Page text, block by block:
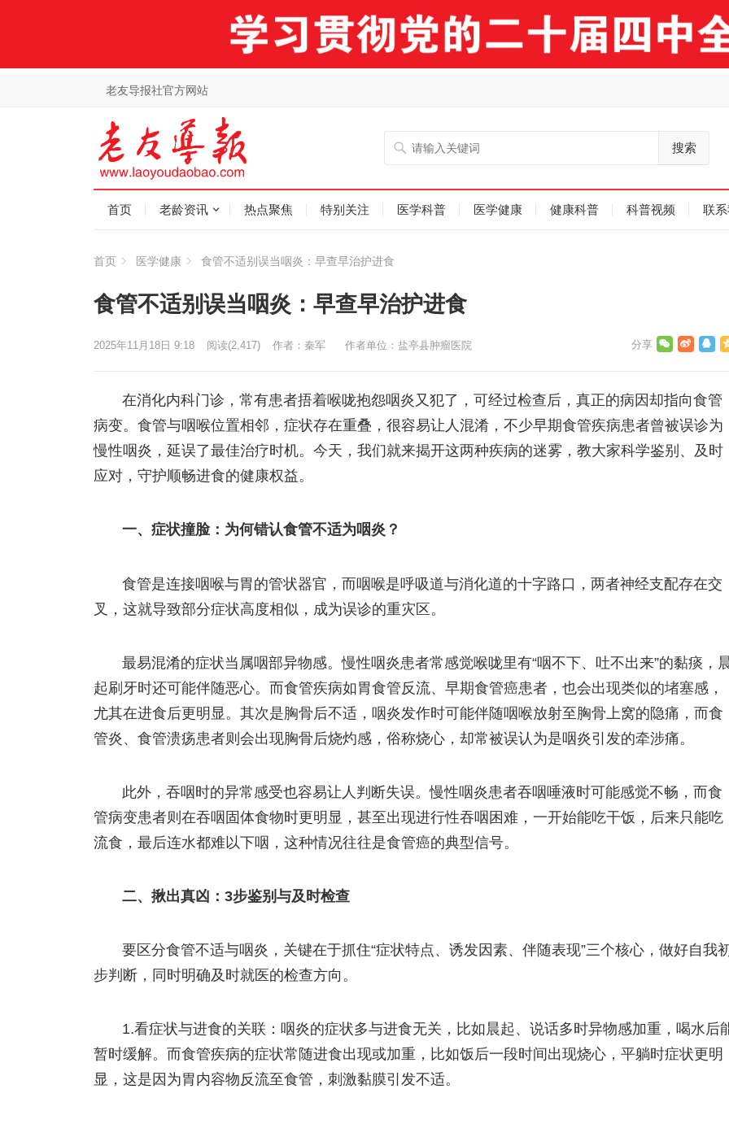
老友导报社官方网站
搜索
首页 老龄资讯 热点聚焦 特别关注 医学科普 医学健康 健康科普 科普视频 联
首页 医学健康 食管不适别误当咽炎：早查早治护进食
食管不适别误当咽炎：早查早治护进食
作者：秦军 作者单位：盐亭县肿瘤医院
2025年11月18日 9:18 阅读(2,417)
在消化内科门诊，常有患者捂着喉咙抱怨咽炎又犯了，可经过检查后，真正的病因却指向食管
病变。食管与咽喉位置相邻，症状存在重叠，很容易让人混淆，不少早期食管疾病患者曾被误诊为
慢性咽炎，延误了最佳治疗时机。今天，我们就来揭开这两种疾病的迷雾，教大家科学鉴别、及时
应对，守护顺畅进食的健康权益。
一、症状撞脸：为何错认食管不适为咽炎？
食管是连接咽喉与胃的管状器官，而咽喉是呼吸道与消化道的十字路口，两者神经支配存在交
叉，这就导致部分症状高度相似，成为误诊的重灾区。
最易混淆的症状当属咽部异物感。慢性咽炎患者常感觉喉咙里有“咽不下、吐不出来”的黏痰，
起刷牙时还可能伴随恶心。而食管疾病如胃食管反流、早期食管癌患者，也会出现类似的堵塞感，
尤其在进食后更明显。其次是胸骨后不适，咽炎发作时可能伴随咽喉放射至胸骨上窝的隐痛，而食
管炎、食管溃疡患者则会出现胸骨后烧灼感，俗称烧心，却常被误认为是咽炎引发的牵涉痛。
此外，吞咽时的异常感受也容易让人判断失误。慢性咽炎患者吞咽唾液时可能感觉不畅，而食
管病变患者则在吞咽固体食物时更明显，甚至出现进行性吞咽困难，一开始能吃干饭，后来只能吃
流食，最后连水都难以下咽，这种情况往往是食管癌的典型信号。
二、揪出真凶：3步鉴别与及时检查
要区分食管不适与咽炎，关键在于抓住“症状特点、诱发因素、伴随表现”三个核心，做好自我
步判断，同时明确及时就医的检查方向。
1.看症状与进食的关联：咽炎的症状多与进食无关，比如晨起、说话多时异物感加重，喝水后
暂时缓解。而食管疾病的症状常随进食出现或加重，比如饭后一段时间出现烧心，平躺时症状更明
显，这是因为胃内容物反流至食管，刺激黏膜引发不适。